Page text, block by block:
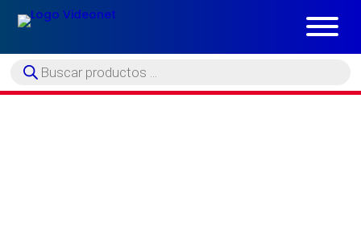
Búsqueda
de